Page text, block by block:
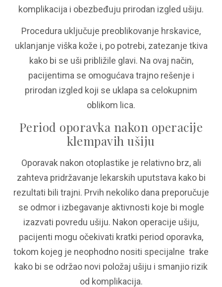
komplikacija i obezbeđuju prirodan izgled ušiju.
Procedura uključuje preoblikovanje hrskavice,
uklanjanje viška kože i, po potrebi, zatezanje tkiva
kako bi se uši približile glavi. Na ovaj način,
pacijentima se omogućava trajno rešenje i
prirodan izgled koji se uklapa sa celokupnim
oblikom lica.
Period oporavka nakon operacije
klempavih ušiju
Oporavak nakon otoplastike je relativno brz, ali
zahteva pridržavanje lekarskih uputstava kako bi
rezultati bili trajni. Prvih nekoliko dana preporučuje
se odmor i izbegavanje aktivnosti koje bi mogle
izazvati povredu ušiju. Nakon operacije ušiju,
pacijenti mogu očekivati kratki period oporavka,
tokom kojeg je neophodno nositi specijalne trake
kako bi se održao novi položaj ušiju i smanjio rizik
od komplikacija.